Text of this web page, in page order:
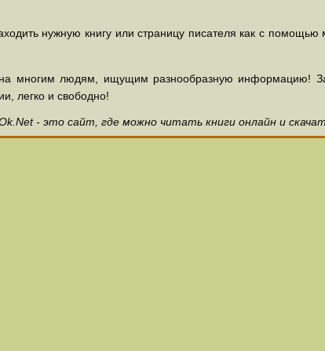
нужную книгу или страницу писателя как с
многим людям, ищущим разнообразную информацию!
легко и свободно!
- это сайт, где можно читать книги онлайн и